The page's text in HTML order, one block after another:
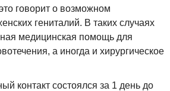
говорит о возможном
гениталий. В таких случаях
медицинская помощь для
а иногда и хирургическое
контакт состоялся за 1 день до